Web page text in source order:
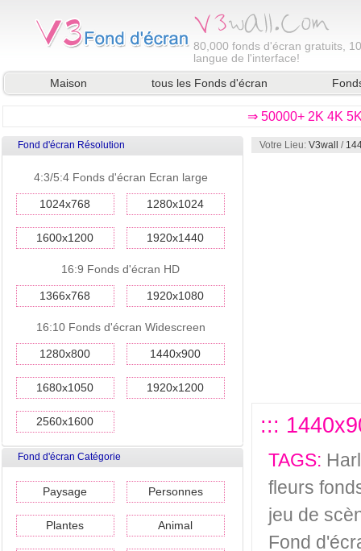
80,000 fonds d'écran gratuits,
langue de l'interface!
Maison
tous les Fonds d'écran
⇒ 50000+ 2K 4K
Fond d'écran Résolution
4:3/5:4 Fonds d'écran Ecran large
1024x768 1280x1024
1600x1200 1920x1440
16:9 Fonds d'écran HD
1366x768 1920x1080
16:10 Fonds d'écran Widescreen
1280x800 1440x900
1680x1050 1920x1200
2560x1600
Fond d'écran Catégorie
Paysage Personnes
Plantes Animal
Votre Lieu: V3wall /
:::
TAGS:
fleurs
jeu de
Fond